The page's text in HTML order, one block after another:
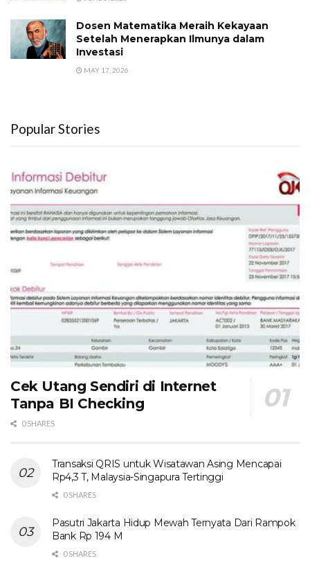
Dosen Matematika Meraih Kekayaan
Setelah Menerapkan Ilmunya dalam
Investasi
MAY 17, 2026
Popular Stories
Cek Utang Sendiri di Internet
Tanpa BI Checking
0 SHARES
Transaksi QRIS untuk Wisatawan Asing Mencapai
Rp4,3 T, Malaysia-Singapura Tertinggi
0 SHARES
Pasutri Jakarta Hidup Mewah Ternyata Dari Rampok
Bank Rp 194 M
0 SHARES